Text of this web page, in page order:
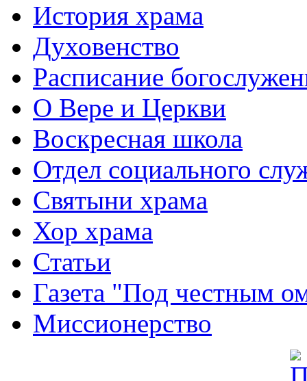
История храма
Духовенство
Расписание
О Вере и Церкви
Воскресная школа
Отдел социального
Святыни храма
Хор храма
Статьи
Газета "Под честным
Миссионерство